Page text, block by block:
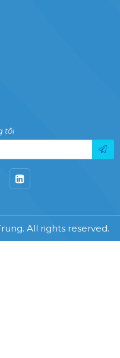
tôi
All rights reserved.